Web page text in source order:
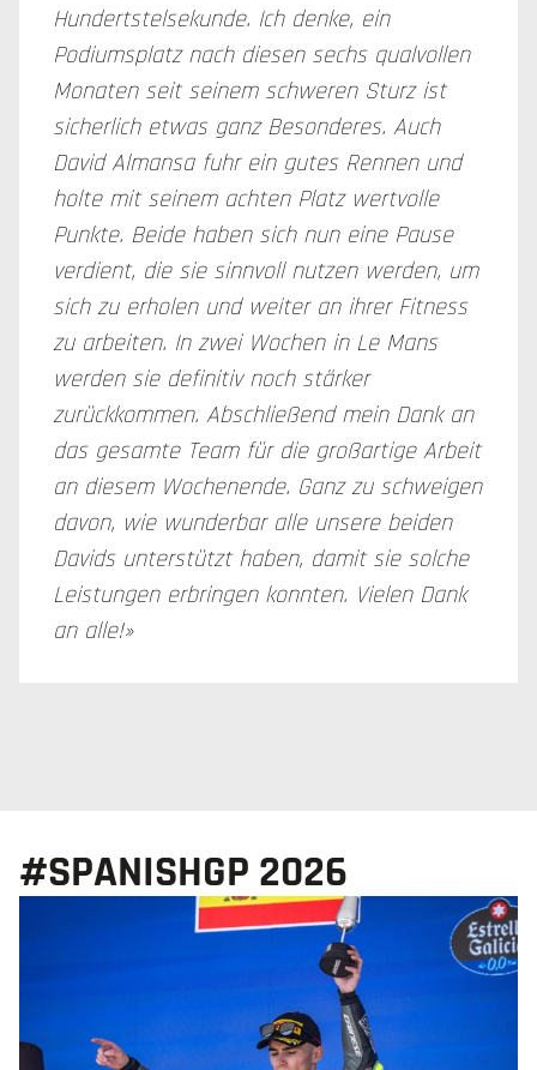
Hundertstelsekunde. Ich denke, ein
Podiumsplatz nach diesen sechs qualvollen
Monaten seit seinem schweren Sturz ist
sicherlich etwas ganz Besonderes. Auch
David Almansa fuhr ein gutes Rennen und
holte mit seinem achten Platz wertvolle
Punkte. Beide haben sich nun eine Pause
verdient, die sie sinnvoll nutzen werden, um
sich zu erholen und weiter an ihrer Fitness
zu arbeiten. In zwei Wochen in Le Mans
werden sie definitiv noch stärker
zurückkommen. Abschließend mein Dank an
das gesamte Team für die großartige Arbeit
an diesem Wochenende. Ganz zu schweigen
davon, wie wunderbar alle unsere beiden
Davids unterstützt haben, damit sie solche
Leistungen erbringen konnten. Vielen Dank
an alle!»
#SPANISHGP 2026